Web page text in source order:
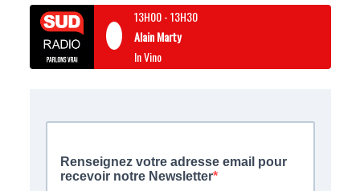
13H00-13H30
Alain Marty
In Vino